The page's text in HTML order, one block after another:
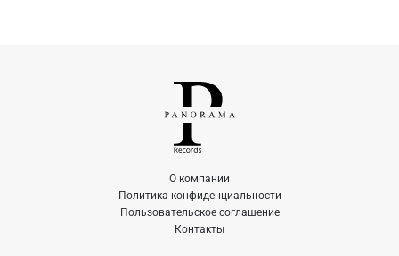
О компании
Политика конфиденциальности
Пользовательское соглашение
Контакты